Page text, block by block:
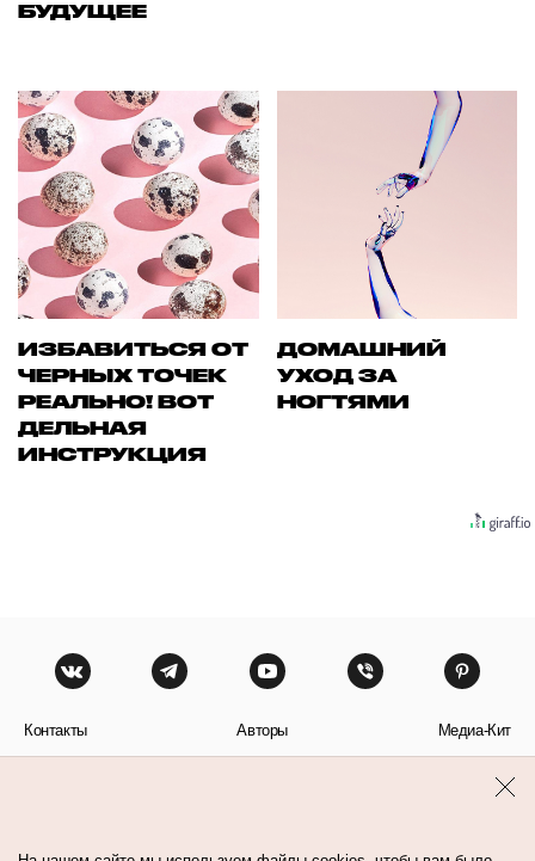
БУДУЩЕЕ
ИЗБАВИТЬСЯ ОТ
ЧЕРНЫХ ТОЧЕК
РЕАЛЬНО! ВОТ
ДЕЛЬНАЯ
ИНСТРУКЦИЯ
ДОМАШНИЙ
УХОД ЗА
НОГТЯМИ
Контакты Авторы Медиа-Кит